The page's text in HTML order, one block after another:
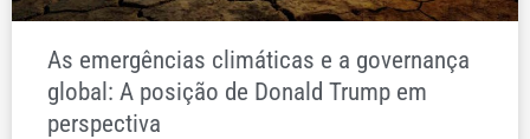
As emergências climáticas e a governança
global: A posição de Donald Trump em
perspectiva